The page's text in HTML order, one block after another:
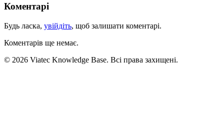
Коментарі
Будь ласка, увійдіть, щоб залишати коментарі.
Коментарів ще немає.
© 2026 Viatec Knowledge Base. Всі права захищені.